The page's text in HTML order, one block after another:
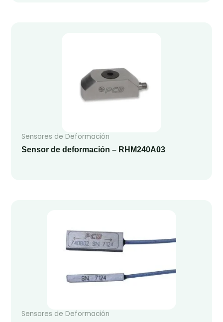
Sensores de Deformación
Sensor de deformación – RHM240A03
Sensores de Deformación